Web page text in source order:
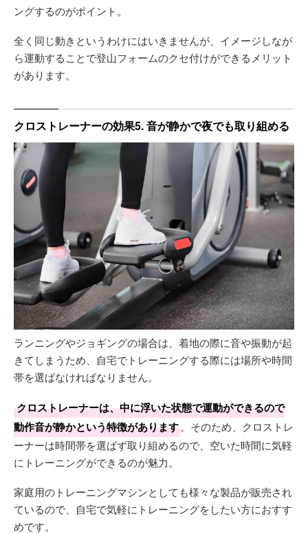
ングするのがポイント。
全く同じ動きというわけにはいきませんが、イメージしなが
ら運動することで登山フォームのクセ付けができるメリット
があります。
クロストレーナーの効果5. 音が静かで夜でも取り組める
ランニングやジョギングの場合は、着地の際に音や振動が起
きてしまうため、自宅でトレーニングする際には場所や時間
帯を選ばなければなりません。
クロストレーナーは、中に浮いた状態で運動ができるので
動作音が静かという特徴があります。そのため、クロストレ
ーナーは時間帯を選ばず取り組めるので、空いた時間に気軽
にトレーニングができるのが魅力。
家庭用のトレーニングマシンとしても様々な製品が販売され
ているので、自宅で気軽にトレーニングをしたい方におすす
めです。